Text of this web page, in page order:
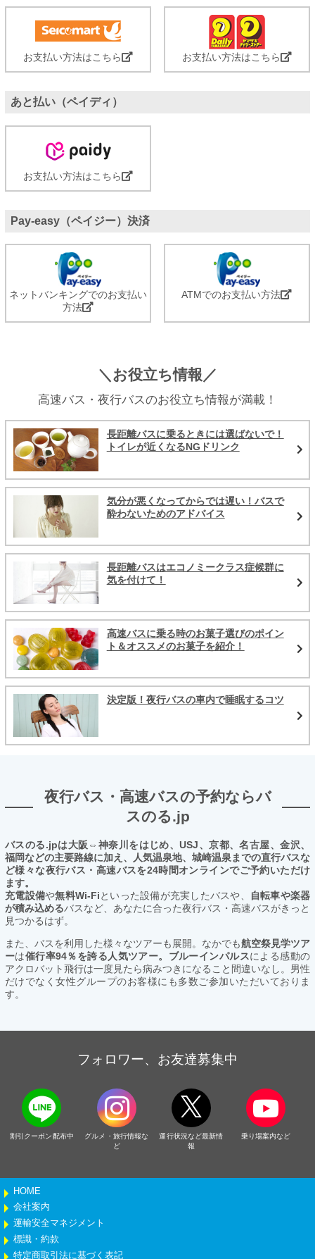
お支払い方法はこちら お支払い方法はこちら
あと払い（ペイディ）
お支払い方法はこちら
Pay-easy（ペイジー）決済
ネットバンキングでのお支払い
方法
ATMでのお支払い方法
＼お役立ち情報／
高速バス・夜行バスのお役立ち情報が満載！
長距離バスに乗るときには選ばないで！
トイレが近くなるNGドリンク
気分が悪くなってからでは遅い！バスで
酔わないためのアドバイス
長距離バスはエコノミークラス症候群に
気を付けて！
高速バスに乗る時のお菓子選びのポイン
ト＆オススメのお菓子を紹介！
決定版！夜行バスの車内で睡眠するコツ
夜行バス・高速バスの予約ならバ
スのる.jp
バスのる.jpは大阪⇔神奈川をはじめ、USJ、京都、名古屋、金沢、
福岡などの主要路線に加え、人気温泉地、城崎温泉までの直行バスな
ど様々な夜行バス・高速バスを24時間オンラインでご予約いただけ
ます。
充電設備や無料Wi-Fiといった設備が充実したバスや、
自転車や楽器
が積み込めるバスなど、あなたに合った夜行バス・高速バスがきっと
見つかるはず。
また、バスを利用した様々なツアーも展開。なかでも航空祭見学ツア
ーは催行率94％を誇る人気ツアー。ブルーインパルスによる感動の
アクロバット飛行は一度見たら病みつきになること間違いなし。男性
だけでなく女性グループのお客様にも多数ご参加いただいておりま
す。
フォロワー、お友達募集中
割引クーポン配布中
グルメ・旅行情報な
ど
運行状況など最新情
報
乗り場案内など
HOME
会社案内
運輸安全マネジメント
標識・約款
特定商取引法に基づく表記